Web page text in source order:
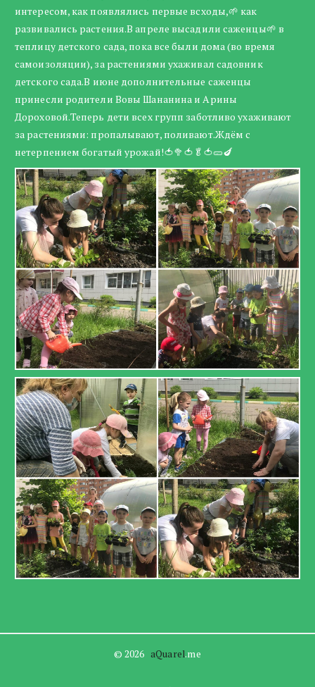
интересом, как появлялись первые всходы,🌱 как
развивались растения.В апреле высадили саженцы🌱 в
теплицу детского сада, пока все были дома (во время
самоизоляции), за растениями ухаживал садовник
детского сада.В июне дополнительные саженцы
принесли родители Вовы Шананина и Арины
Дороховой.Теперь дети всех групп заботливо ухаживают
за растениями: пропалывают, поливают.Ждём с
нетерпением богатый урожай!🍅🥦🍅🥬🍅🥒🍆
© 2026 aQuarel.me